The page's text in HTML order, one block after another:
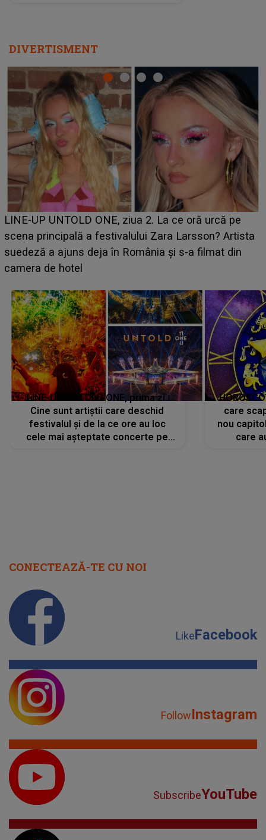
DIVERTISMENT
Ce a dezvăluit noua concurentă din "Casa Iubirii" l-a
luat prin surprindere pe Emanuel. CINE ESTE
BĂIATUL VIZAT de Alexandra?! Aflându-se în fața
faptului împlinit, A RECUNOSCUT IMEDIAT: "Am
LINE-UP UNTOLD ONE, prima zi.
Cine sunt artiștii care deschid
festivalul și de la ce ore au loc
cele mai așteptate concerte pe
care
nou
care
CONECTEAZĂ-TE CU NOI
LikeFacebook
FollowInstagram
SubscribeYouTube